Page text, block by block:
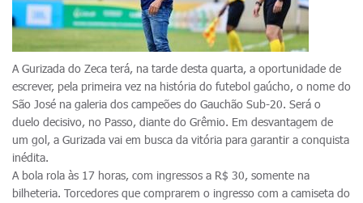
A Gurizada do Zeca terá, na tarde desta quarta, a oportunidade de
escrever, pela primeira vez na história do futebol gaúcho, o nome do
São José na galeria dos campeões do Gauchão Sub-20. Será o
duelo decisivo, no Passo, diante do Grêmio. Em desvantagem de
um gol, a Gurizada vai em busca da vitória para garantir a conquista
inédita.
A bola rola às 17 horas, com ingressos a R$ 30, somente na
bilheteria. Torcedores que comprarem o ingresso com a camiseta do